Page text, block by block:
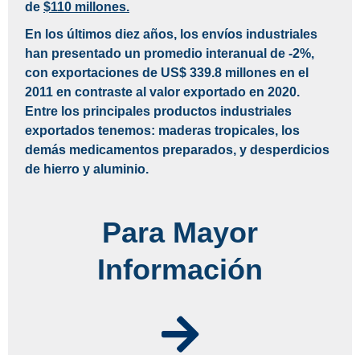
de $110 millones.
En los últimos diez años, los envíos industriales
han presentado un promedio interanual de -2%,
con exportaciones de US$ 339.8 millones en el
2011 en contraste al valor exportado en 2020.
Entre los principales productos industriales
exportados tenemos: maderas tropicales, los
demás medicamentos preparados, y desperdicios
de hierro y aluminio.
Para Mayor
Información